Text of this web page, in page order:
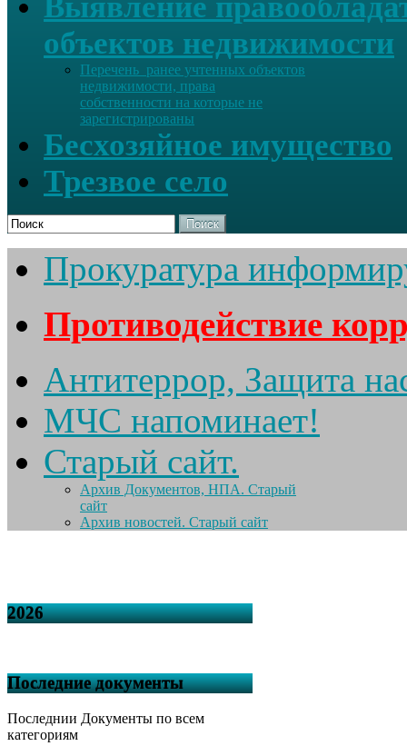
объектов недвижимости
Перечень ранее учтенных объектов
недвижимости, права
собственности на которые не
зарегистрированы
Бесхозяйное имущество
Трезвое село
Поиск
Прокуратура
Противодействие
Антитеррор, Защита
МЧС напоминает!
Старый сайт.
Архив Документов, НПА. Старый
сайт
Архив новостей. Старый сайт
2026
Последние документы
Последнии Документы по всем
категориям